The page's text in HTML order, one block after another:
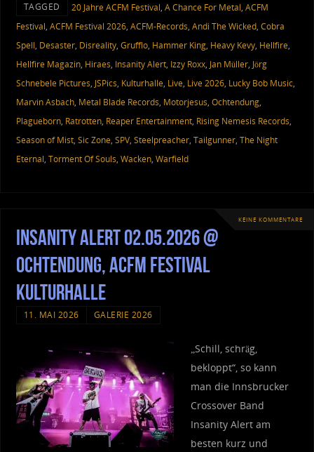
TAGGED 20 Jahre ACFM Festival, A Chance For Metal, ACFM
Festival, ACFM Festival 2026, ACFM-Records, Andi The Wicked, Cobra
Spell, Desaster, Disreality, Grufflo, Hammer King, Heavy Kevy, Hellfire,
Hellfire Magazin, Hiraes, Insanity Alert, Izzy Roxx, Jan Müller, Jörg
Schnebele Pictures, JSPics, Kulturhalle, Live, Live 2026, Lucky Bob Music,
Marvin Asbach, Metal Blade Records, Motorjesus, Ochtendung,
Plagueborn, Ratrotten, Reaper Entertainment, Rising Nemesis Records,
Season of Mist, Sic Zone, SPV, Steelpreacher, Tailgunner, The Night
Eternal, Torment Of Souls, Wacken, Warfield
KEINE KOMMENTARE
Insanity Alert 02.05.2026 @
Ochtendung, ACFM Festival
Kulturhalle
11. MAI 2026 GALERIE 2026
„Schill, schräg,
bekloppt“, so kann
man die Innsbrucker
Crossover Band
Insanity Alert am
besten kurz und